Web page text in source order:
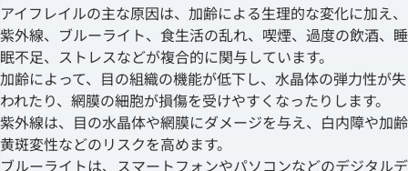
アイフレイルの主な原因は、加齢による生理的な変化に加え、
紫外線、ブルーライト、食生活の乱れ、喫煙、過度の飲酒、睡
眠不足、ストレスなどが複合的に関与しています。
加齢によって、目の組織の機能が低下し、水晶体の弾力性が失
われたり、網膜の細胞が損傷を受けやすくなったりします。
紫外線は、目の水晶体や網膜にダメージを与え、白内障や加齢
黄斑変性などのリスクを高めます。
ブルーライトは、スマートフォンやパソコンなどのデジタルデ